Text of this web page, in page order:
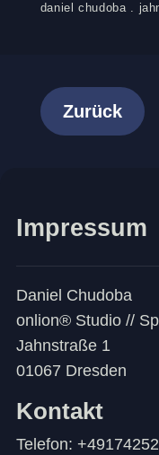
daniel chudoba .
Zurück
Impressum
Daniel Chudoba
onlion® Studio //
Jahnstraße 1
01067 Dresden
Kontakt
Telefon: